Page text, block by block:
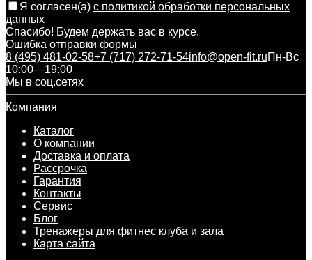
Я согласен(a) с политикой обработки персональных
данных
Спасибо! Будем держать вас в курсе.
Ошибка отправки формы
8 (495) 481-02-58+7 (717) 272-71-54info@open-fit.ruПн-Вс
10:00—19:00
Мы в соц.сетях
Компания
Каталог
О компании
Доставка и оплата
Рассрочка
Гарантия
Контакты
Сервис
Блог
Тренажеры для фитнес клуба и зала
Карта сайта